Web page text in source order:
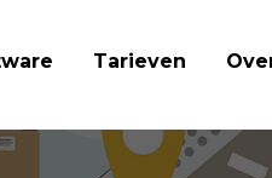
Tarieven